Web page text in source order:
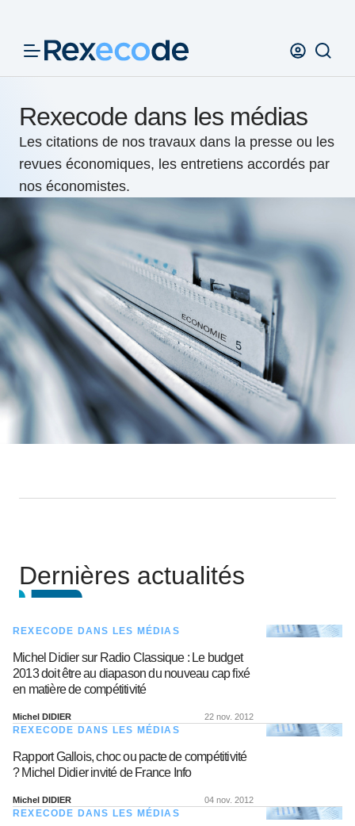
Rexecode dans les médias
Les citations de nos travaux dans la presse ou les
revues économiques, les entretiens accordés par
nos économistes.
Dernières actualités
REXECODE DANS LES MÉDIAS
Michel Didier sur Radio Classique : Le budget
2013 doit être au diapason du nouveau cap fixé
en matière de compétitivité
Michel DIDIER 22 nov. 2012
REXECODE DANS LES MÉDIAS
Rapport Gallois, choc ou pacte de compétitivité
? Michel Didier invité de France Info
Michel DIDIER 04 nov. 2012
REXECODE DANS LES MÉDIAS